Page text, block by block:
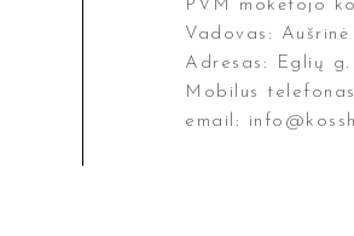
PVM mokėtojo
Vadovas: Aušrinė
Adresas: Eglių
Mobilus
email: